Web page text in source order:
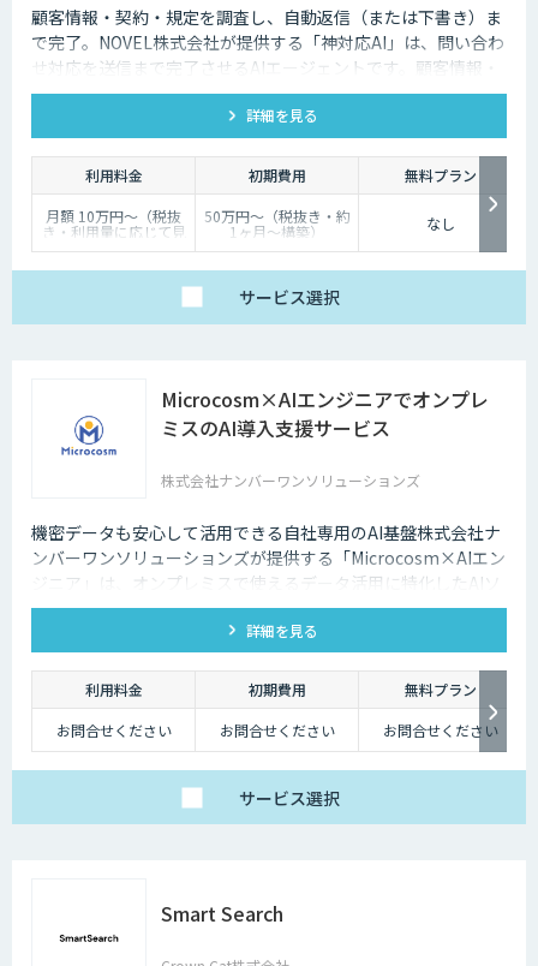
・気軽に問い合わせできる
問い合わせの窓口が電話やメールのみの場合、問い合わせというアクショ
その点、チャットボットであれば普段の友人とのチャットと同じ感覚で質
め、ユーザーもより気軽に問い合わせを行うことができるのです。
チャットボットは多種多様な業界で導入されており、様々なメリットをも
たらす存在です。近年は人手不足が深刻化しているため、多くの企業にと
ってチャットボットを活用して業務効率化するべく導入が進んでおりま
顧客情報・契約・規定を調査し、自動返信（または下書き）ま
で完了。NOVEL株式会社が提供する「神対応AI」は、問い合わ
せ対応を送信まで完了させるAIエージェントです。顧客情報・
契約・規定を突き合わせて回答を数十秒で作成し、自動送信か
下書き止めかを選べます。
詳細を見る
利用料金 初期費用
無料プラン
月額 10万円〜（税抜
き・利用量に応じて見
積り）
50万円〜（税抜き・約
1ヶ月〜構築） なし
サービス選択
Microcosm×AIエンジニアでオンプレ
ミスのAI導入支援サービス
株式会社ナンバーワンソリューションズ
機密データも安心して活用できる自社専用のAI基盤株式会社ナ
ンバーワンソリューションズが提供する「Microcosm×AIエン
ジニア」は、オンプレミスで使えるデータ活用に特化したAIソ
リューションをAIエンジニアが貴社の課題に合わせてカスタマ
イズするサービスです。社内に眠るデータを「会社の資産」と
して生まれ変わらせることができます。
詳細を見る
利用料金 初期費用
無料プラン
お問合せください
お問合せください お問合せください
サービス選択
Smart Search